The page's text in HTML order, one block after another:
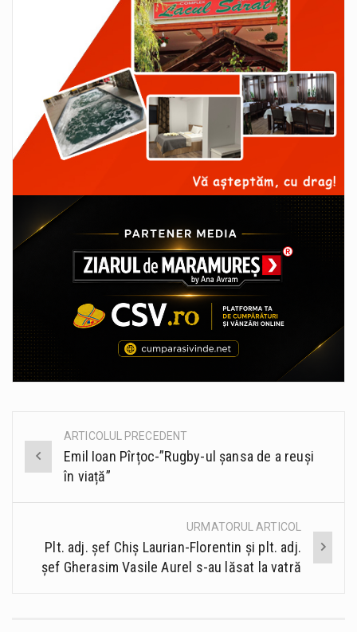
Post
navigation
ARTICOLUL PRECEDENT
Emil Ioan Pîrțoc-”Rugby-ul șansa de a reuși
în viață”
URMATORUL ARTICOL
Plt. adj. șef Chiș Laurian-Florentin și plt. adj.
șef Gherasim Vasile Aurel s-au lăsat la vatră